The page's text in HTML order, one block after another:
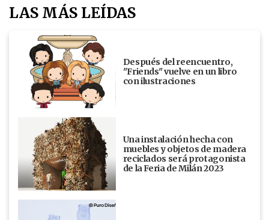
LAS MÁS LEÍDAS
Después del reencuentro,
"Friends" vuelve en un libro
con ilustraciones
Una instalación hecha con
muebles y objetos de madera
reciclados será protagonista
de la Feria de Milán 2023